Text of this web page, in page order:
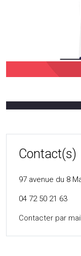
Contact(s)
97 avenue du 8
04 72 50 21 63
Contacter par mail